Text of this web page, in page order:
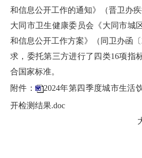
和信息公开工作的通知》（晋卫办
大同市卫生健康委员会《大同市城
和信息公开工作方案》（同卫办函
求，委托第三方进行了四类16项指
合国家标准。
附件：
2024年第四季度城市生活
开检测结果.doc